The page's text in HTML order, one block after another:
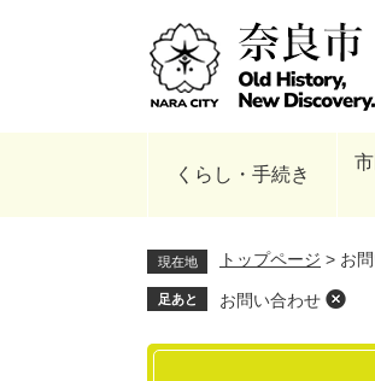
くらし・手続き
現在地 トップページ > お
足あと お問い合わせ
本